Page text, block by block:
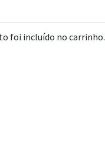
foi incluído no carrinho.